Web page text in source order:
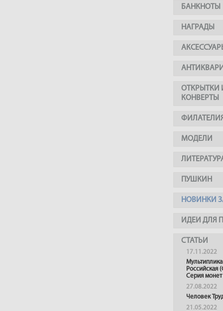
БАНКНОТЫ
НАГРАДЫ
ОТКРЫТКИ
КОНВЕРТЫ
МОДЕЛИ
ПУШКИН
НОВИНКИ
ИДЕИ ДЛЯ
СТАТЬИ
17.11.2022
Российская
Серия монет
27.08.2022
Человек
21.05.2022